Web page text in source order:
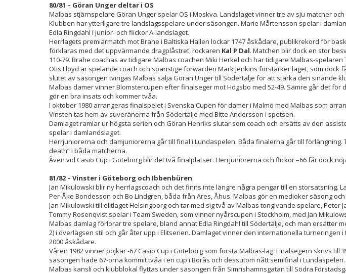
80/81 – Göran Unger deltar i OS
Malbas stjärnspelare Göran Unger spelar OS i Moskva. Landslaget vinner tre av sju matcher
Klubben har ytterligare tre landslagsspelare under säsongen. Marie Mårtensson spelar i
Edla Ringdahl i junior- och flickor A-landslaget.
Herrlagets premiärmatch mot Brahe i Baltiska Hallen lockar 1747 åskådare, publikrekord för
förklaras med det uppvärmande dragplåstret, rockaren Kal P Dal. Matchen blir dock en stor
110-79. Brahe coachas av tidigare Malbas coachen Miki Herkel och har tidigare Malbas-
Otis Lloyd är spelande coach och spänstige forwarden Mark Jenkins förstärker laget, som dock
slutet av säsongen tvingas Malbas sälja Göran Unger till Södertälje för att stärka den sinande
Malbas damer vinner Blomstercupen efter finalseger mot Högsbo med 52-49. Sämre går det för
gör en bra insats och kommer tvåa.
I oktober 1980 arrangeras finalspelet i Svenska Cupen för damer i Malmö med Malbas som
Vinsten tas hem av suveränerna från Södertälje med Bitte Andersson i spetsen.
Damlaget ramlar ur högsta serien och Göran Henriks slutar som coach och ersätts av den
spelar i damlandslaget.
Herrjuniorerna och damjuniorerna går till final i Lundaspelen. Båda finalerna går till
death” i båda matcherna.
Även vid Casio Cup i Göteborg blir det två finalplatser. Herrjuniorerna och flickor –66 får dock
81/82 – Vinster i Göteborg och Ibbenbüren
Jan Mikulowski blir ny herrlagscoach och det finns inte längre några pengar till en storsatsning.
Per-Åke Bondesson och Bo Lindgren, båda från Ares, Åhus. Malbas gör en medioker säsong
Jan Mikulowski till elitlaget Helsingborg och tar med sig två av Malbas tongivande spelare, Peter
Tommy Rosenqvist spelar i Team Sweden, som vinner nyårscupen i Stockholm, med Jan
Malbas damlag förlorar tre spelare, bland annat Edla Ringdahl till Södertälje, och man ersätter
2) i överlägsen stil och går åter upp i Elitserien. Damlaget vinner den internationella
2000 åskådare.
Våren 1982 vinner pojkar -67 Casio Cup i Göteborg som första Malbas-lag. Finalsegern skrivs till
säsongen hade 67-orna kommit tvåa i en cup i Borås och dessutom nått semifinal i Lundaspelen.
Malbas kansli och klubblokal flyttas under säsongen från Simrishamnsgatan till Södra